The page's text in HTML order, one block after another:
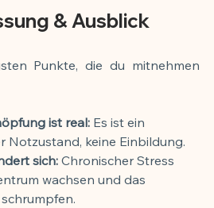
& Ausblick
Punkte, die du mitnehmen
ist real: Es ist ein
Notzustand, keine Einbildung.
sich: Chronischer Stress
wachsen und das